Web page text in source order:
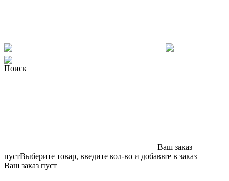
Поиск
Ваш заказ
пустВыберите товар, введите кол-во и добавьте в заказ
Ваш заказ пуст